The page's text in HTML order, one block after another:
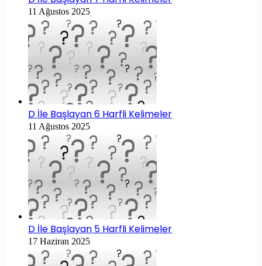
11 Ağustos 2025
D İle Başlayan 6 Harfli Kelimeler
11 Ağustos 2025
D İle Başlayan 5 Harfli Kelimeler
17 Haziran 2025